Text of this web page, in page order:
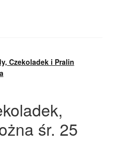
Czekoladek i Pralin
śr. 25